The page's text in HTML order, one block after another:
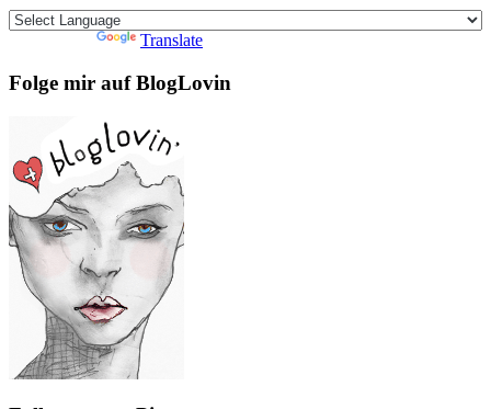
Translate
Folge mir auf BlogLovin